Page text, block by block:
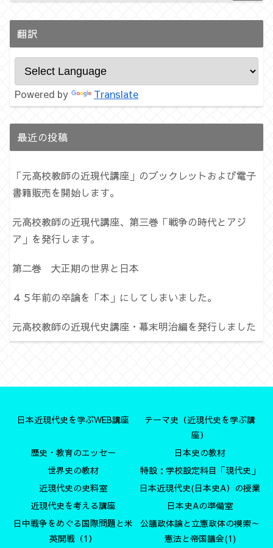
翻訳
Powered by Translate
最近の投稿
「元高校教師の近現代講座」のブックレットおよび電子
書籍販売を開始します。
元高校教師の近現代講座、第三巻「戦争の時代とアジ
ア」を発行します。
第二巻 大正期の世界と日本
４５年前の卒論を「本」にしてしまいました。
元高校教師の近現代史講座・幕末明治編を発行しました
日本近現代史を学ぶWEB講座
テーマ史（近現代史を学ぶ講
座）
歴史・教育のエッセー
日本史の教材
世界史の教材
特設：学校設定科目「現代史」
近現代史の史料室
日本近現代史(日本史A）の授業
近現代史を考える講座
日本史Aの準備室
日中戦争をめぐる国際問題と米
英開戦（1）
公議政体論と立憲政体の模索～
憲法と帝国議会(1)